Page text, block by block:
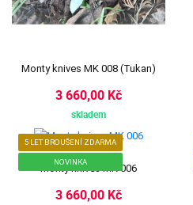
Monty knives MK 008 (Tukan)
3 660,00 Kč
skladem
5 LET BROUŠENÍ ZDARMA
NOVINKA
Monty knives MK 006
3 660,00 Kč